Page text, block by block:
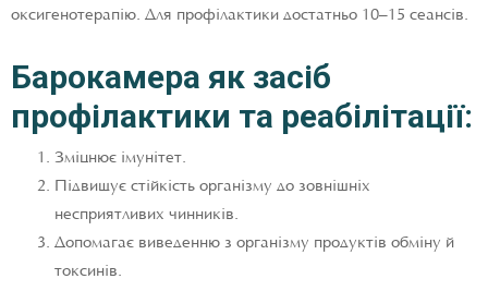
оксигенотерапію. Для профілактики достатньо 10–15 сеансів.
Барокамера як засіб
профілактики та реабілітації:
Зміцнює імунітет.
Підвищує стійкість організму до зовнішніх
несприятливих чинників.
Допомагає виведенню з організму продуктів обміну й
токсинів.